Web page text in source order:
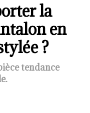
la
en
?
tendance